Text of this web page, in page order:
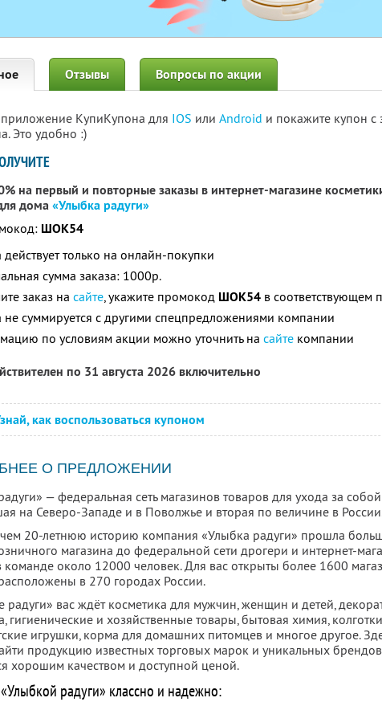
Отзывы Вопросы по акции
приложение КупиКупона для IOS или Android и покажите купон с
Это удобно :)
на первый и повторные заказы в интернет-магазине
дома«Улыбка радуги»
ШОК54
действует только на онлайн-покупки
сумма заказа: 1000р.
заказ на сайте, укажите промокод ШОК54 в соответствующем
не суммируется с другими спецпредложениями компании
по условиям акции можно уточнить на сайте компании
по 31 августа 2026 включительно
как воспользоваться купоном
О ПРЕДЛОЖЕНИИ
— федеральная сеть магазинов товаров для ухода за
на Северо-Западе и в Поволжье и вторая по величине в
20-летнюю историю компания «Улыбка радуги» прошла
магазина до федеральной сети дрогери и интернет-
команде около 12000 человек. Для вас открыты более 1600
в 270 городах России.
радуги» вас ждёт косметика для мужчин, женщин и детей,
гигиенические и хозяйственные товары, бытовая химия,
игрушки, корма для домашних питомцев и многое другое.
продукцию известных торговых марок и уникальных
хорошим качеством и доступной ценой.
радуги» классно и надежно: